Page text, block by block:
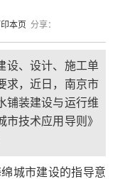
本页 分享：
设、设计、施工单
求，近日，南京市
铺装建设与运行维
技术应用导则》
城市建设的指导意